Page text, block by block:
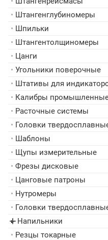
• Штангенглубиномеры
• Шпильки
• Штангентолщиномеры
• Цанги
• Угольники поверочные
• Штативы для
• Калибры
• Расточные системы
• Головки
• Шаблоны
• Щупы измерительные
• Фрезы дисковые
• Цанговые патроны
• Нутромеры
• Головки
▸ Напильники
• Резцы токарные